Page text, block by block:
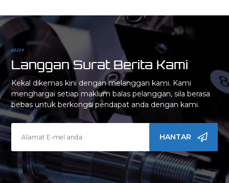
Langgan Surat Berita Kami
Kekal dikemas kini dengan melanggan kami. Kami
menghargai setiap maklum balas pelanggan, sila berasa
bebas untuk berkongsi pendapat anda dengan kami.
HANTAR